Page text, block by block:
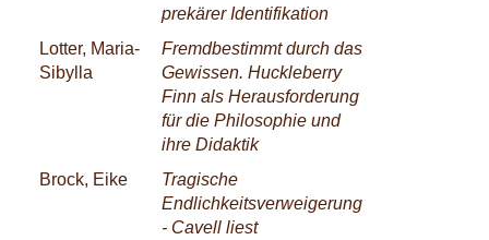
prekärer Identifikation
Lotter, Maria-
Sibylla
Fremdbestimmt durch das
Gewissen. Huckleberry
Finn als Herausforderung
für die Philosophie und
ihre Didaktik
Brock, Eike
Tragische
Endlichkeitsverweigerung
- Cavell liest